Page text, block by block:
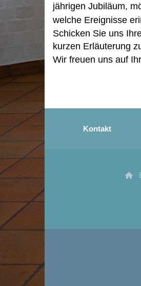
jährigen Jubiläum,
welche Ereignisse
Schicken Sie uns
kurzen Erläuterung
Wir freuen uns auf
Kontakt
